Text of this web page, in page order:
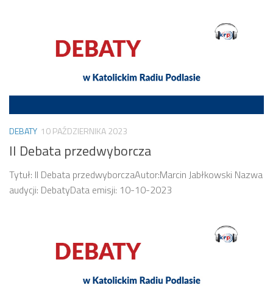
DEBATY 10 PAŹDZIERNIKA 2023
II Debata przedwyborcza
Tytuł: II Debata przedwyborczaAutor:Marcin Jabłkowski Nazwa
audycji: DebatyData emisji: 10-10-2023